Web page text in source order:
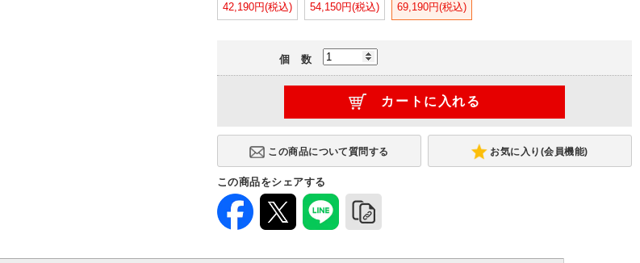
42,190円(税込)
54,150円(税込)
69,190円(税込)
個 数
お気に入り(会員機能)
この商品をシェアする